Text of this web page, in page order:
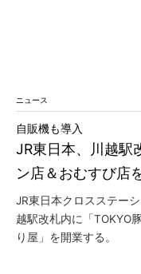
ニュース
JR東日本、川越駅
ン店＆おむすび店
自販機も導入
JR東日本クロスステー
越駅改札内に「TOKYO
り屋」を開業する。